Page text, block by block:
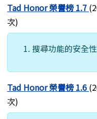
Tad Honor 榮譽榜 1.7
次)
搜尋功能的安全
Tad Honor 榮譽榜 1.6
次)